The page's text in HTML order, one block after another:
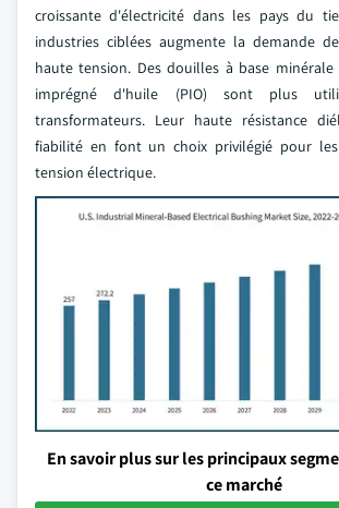
croissante d'électricité dans les pays du
industries ciblées augmente la demande
haute tension. Des douilles à base
imprégné d'huile (PIO) sont plus
transformateurs. Leur haute résistance
fiabilité en font un choix privilégié pour
tension électrique.
En savoir plus sur les principaux
ce marché